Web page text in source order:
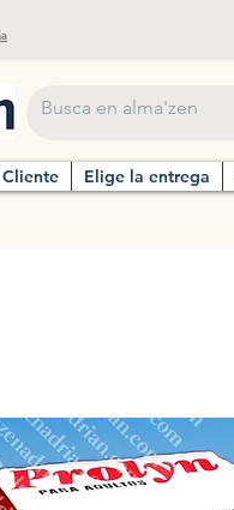
Elige la entrega